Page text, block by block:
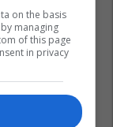
on the basis
managing
of this page
in privacy